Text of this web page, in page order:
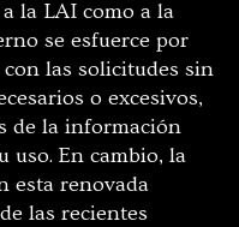
la LAI como a la
se esfuerce por
las solicitudes sin
o excesivos,
de la información
uso. En cambio, la
esta renovada
las recientes